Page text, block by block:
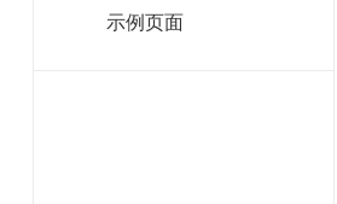
示例页面